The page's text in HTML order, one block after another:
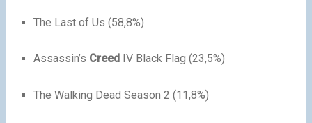
The Last of Us (58,8%)
Assassin’s Creed IV Black Flag (23,5%)
The Walking Dead Season 2 (11,8%)